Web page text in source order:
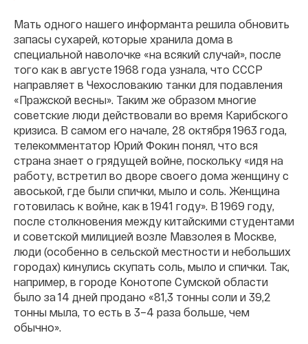
Мать одного нашего информанта решила обновить
запасы сухарей, которые хранила дома в
специальной наволочке «на всякий случай», после
того как в августе 1968 года узнала, что СССР
направляет в Чехословакию танки для подавления
«Пражской весны». Таким же образом многие
советские люди действовали во время Карибского
кризиса. В самом его начале, 28 октября 1963 года,
телекомментатор Юрий Фокин понял, что вся
страна знает о грядущей войне, поскольку «идя на
работу, встретил во дворе своего дома женщину с
авоськой, где были спички, мыло и соль. Женщина
готовилась к войне, как в 1941 году». В 1969 году,
после столкновения между китайскими студентами
и советской милицией возле Мавзолея в Москве,
люди (особенно в сельской местности и небольших
городах) кинулись скупать соль, мыло и спички. Так,
например, в городе Конотопе Сумской области
было за 14 дней продано «81,3 тонны соли и 39,2
тонны мыла, то есть в 3–4 раза больше, чем
обычно».